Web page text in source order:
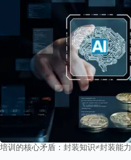
培训的核心矛盾：封装知识≠封装能力